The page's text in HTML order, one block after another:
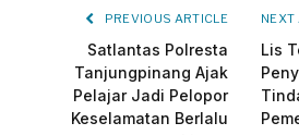
PREVIOUS ARTICLE
Satlantas Polresta
Tanjungpinang Ajak
Pelajar Jadi Pelopor
Keselamatan Berlalu
NEXT
Lis